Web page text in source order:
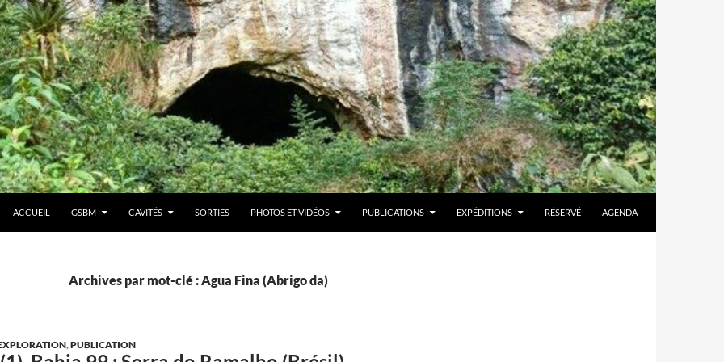
ACCUEIL GSBM CAVITÉS SORTIES PHOTOS ET VIDÉOS PUBLICATIONS EXPÉDITIONS RÉSERVÉ AGENDA
Archives par mot-clé : Agua Fina (Abrigo da)
,PUBLICATION